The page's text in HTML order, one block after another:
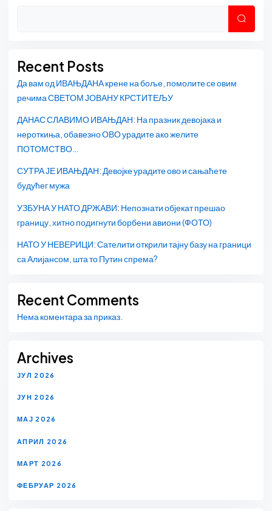
Recent Posts
Да вам од ИВАЊДАНА крене на боље, помолите се овим
речима СВЕТОМ ЈОВАНУ КРСТИТЕЉУ
ДАНАС СЛАВИМО ИВАЊДАН: На празник девојака и
нероткиња, обавезно ОВО урадите ако желите
ПОТОМСТВО…
СУТРА ЈЕ ИВАЊДАН: Девојке урадите ово и сањаћете
будућег мужа
УЗБУНА У НАТО ДРЖАВИ: Непознати објекат прешао
границу, хитно подигнути борбени авиони (ФОТО)
НАТО У НЕВЕРИЦИ: Сателити открили тајну базу на граници
са Алијансом, шта то Путин спрема?
Recent Comments
Нема коментара за приказ.
Archives
ЈУЛ 2026
ЈУН 2026
МАЈ 2026
АПРИЛ 2026
МАРТ 2026
ФЕБРУАР 2026